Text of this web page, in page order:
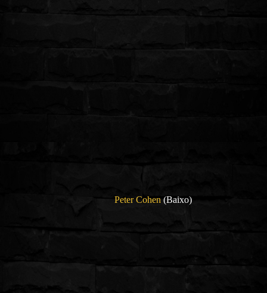
Peter Cohen (Baixo)